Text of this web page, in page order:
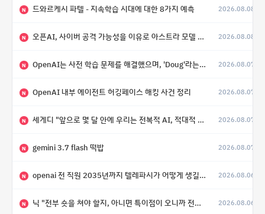
N 드와르케시 파텔 - 지속학습 시대에 대한 8가지 예측 2026.08.08
N 오픈AI, 사이버 공격 가능성을 이유로 아스트라 모델 출시 연기 2026.08.08
N OpenAI는 사전 학습 문제를 해결했으며, 'Doug'라는 코드명을 가진 훨씬 더 큰 모델을 활발히 개발 중 2026.08.07
N OpenAI 내부 에이전트 허깅페이스 해킹 사건 정리 2026.08.07
N 세게디 "앞으로 몇 달 안에 우리는 전복적 AI, 적대적 AI 둘 다 보게 될 것" 2026.08.07
N gemini 3.7 flash 떡밥 2026.08.07
N openai 전 직원 2035년까지 텔레파시가 어떻게 생길 수 있는지 2026.08.06
N 닉 "전부 숏을 쳐야 할지, 아니면 특이점이 오니까 전부 롱을 쳐야 할지 모르겠다.” 2026.08.06